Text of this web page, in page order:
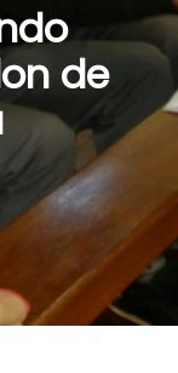
de